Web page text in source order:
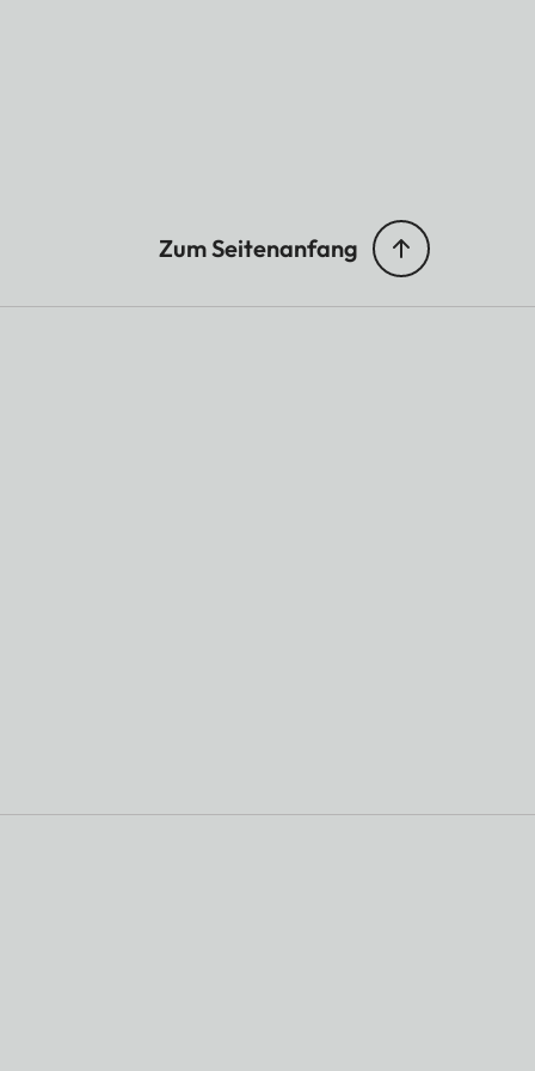
Zum Seitenanfang